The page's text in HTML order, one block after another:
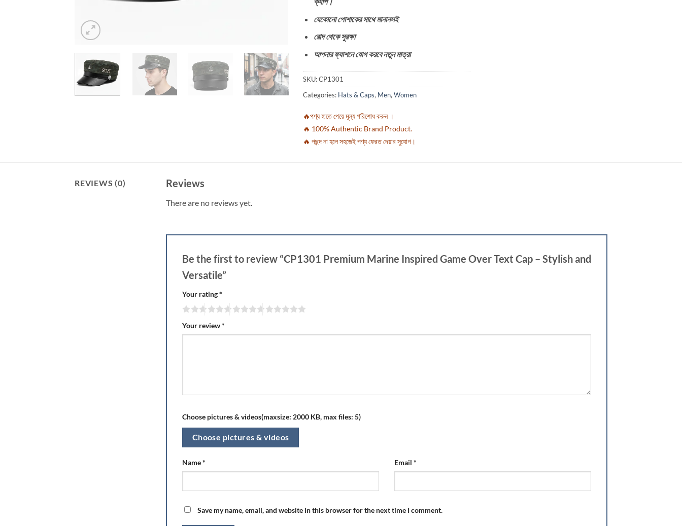
যেকোনো পোশাকের সাথে মানানসই
রোদ থেকে সুরক্ষা
আপনার ফ্যাশনে যোগ করবে নতুন মাত্রা
SKU:CP1301
Categories: Hats & Caps, Men, Women
🔥পণ্য হাতে পেয়ে মূল্য পরিশোধ করুন ।
🔥 100% Authentic Brand Product.
🔥 পছন্দ না হলে সহজেই পণ্য ফেরত দেয়ার সুযোগ।
REVIEWS (0) Reviews
There are no reviews yet.
Be the first to review “CP1301 Premium Marine Inspired Game Over Text Cap – Stylish and
Versatile”
Your rating*
Your review*
Choose pictures & videos(maxsize: 2000 KB, max files: 5)
Choose pictures & videos
Name* Email *
Save my name, email, and website in this browser for the next time I comment.